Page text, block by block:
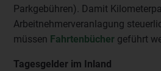
Parkgebühren). Damit
Arbeitnehmerveranlagung
müssen Fahrtenbücher geführt
Tagesgelder im Inland